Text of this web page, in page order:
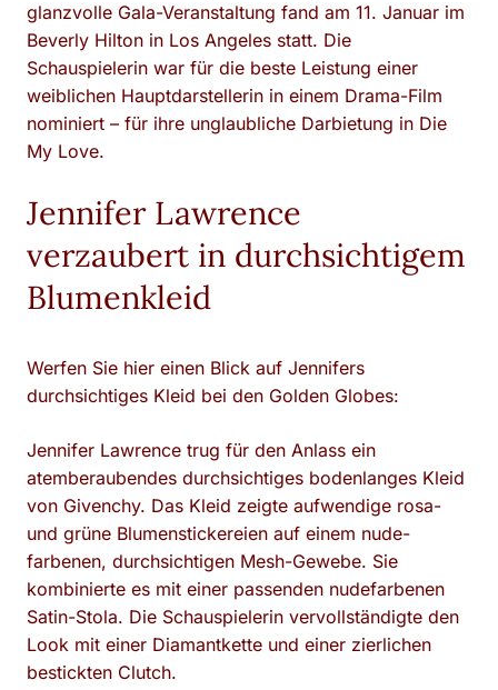
glanzvolle Gala-Veranstaltung fand am 11. Januar im
Beverly Hilton in Los Angeles statt. Die
Schauspielerin war für die beste Leistung einer
weiblichen Hauptdarstellerin in einem Drama-Film
nominiert – für ihre unglaubliche Darbietung in Die
My Love.
Jennifer Lawrence
verzaubert in durchsichtigem
Blumenkleid
Werfen Sie hier einen Blick auf Jennifers
durchsichtiges Kleid bei den Golden Globes:
Jennifer Lawrence trug für den Anlass ein
atemberaubendes durchsichtiges bodenlanges Kleid
von Givenchy. Das Kleid zeigte aufwendige rosa-
und grüne Blumenstickereien auf einem nude-
farbenen, durchsichtigen Mesh-Gewebe. Sie
kombinierte es mit einer passenden nudefarbenen
Satin-Stola. Die Schauspielerin vervollständigte den
Look mit einer Diamantkette und einer zierlichen
bestickten Clutch.